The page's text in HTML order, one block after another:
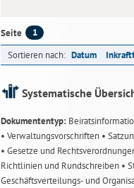
Seite 1
Sortieren nach: Datum
Systematische
Dokumententyp:
• Verwaltungsvorschriften •
• Gesetze und
Richtlinien und Rundschreiben •
Geschäftsverteilungs- und